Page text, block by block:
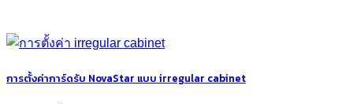
การตั้งค่าการ์ดรับ NovaStar แบบ irregular cabinet